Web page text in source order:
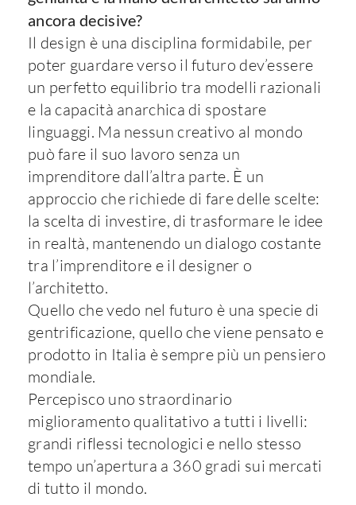
ancora decisive?
Il design è una disciplina formidabile, per
poter guardare verso il futuro dev’essere
un perfetto equilibrio tra modelli razionali
e la capacità anarchica di spostare
linguaggi. Ma nessun creativo al mondo
può fare il suo lavoro senza un
imprenditore dall’altra parte. È un
approccio che richiede di fare delle scelte:
la scelta di investire, di trasformare le idee
in realtà, mantenendo un dialogo costante
tra l’imprenditore e il designer o
l’architetto.
Quello che vedo nel futuro è una specie di
gentrificazione, quello che viene pensato e
prodotto in Italia è sempre più un pensiero
mondiale.
Percepisco uno straordinario
miglioramento qualitativo a tutti i livelli:
grandi riflessi tecnologici e nello stesso
tempo un’apertura a 360 gradi sui mercati
di tutto il mondo.